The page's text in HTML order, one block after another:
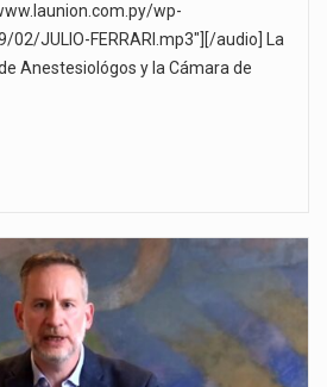
wp-
JULIO-FERRARI.mp3"][/audio] La
Anestesiológos y la Cámara de